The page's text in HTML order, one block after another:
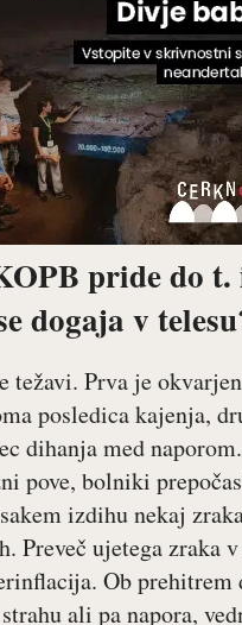
pride do
dogaja v
težavi. Prva je
posledica kajenja,
dihanja med
pove, bolniki
izdihu nekaj
Preveč ujetega zraka
Ob prehitrem
ali pa napora,